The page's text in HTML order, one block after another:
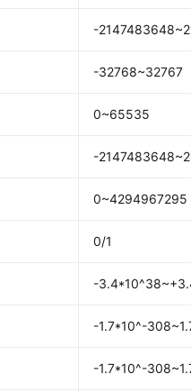
-
-32768~32767
0~65535
-
0~4294967295
0/1
-
-1.7*10^-
-1.7*10^-